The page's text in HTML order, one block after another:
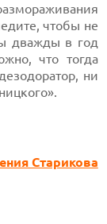
чтобы не
дважды в год
что тогда
ни
Старикова